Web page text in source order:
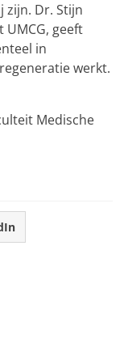
zijn. Dr. Stijn
UMCG, geeft
in
werkt.
Medische